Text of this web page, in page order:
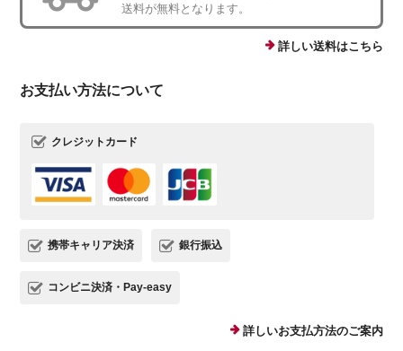
送料が無料となります。
詳しい送料はこちら
お支払い方法について
クレジットカード
携帯キャリア決済 銀行振込
コンビニ決済・Pay-easy
詳しいお支払方法のご案内